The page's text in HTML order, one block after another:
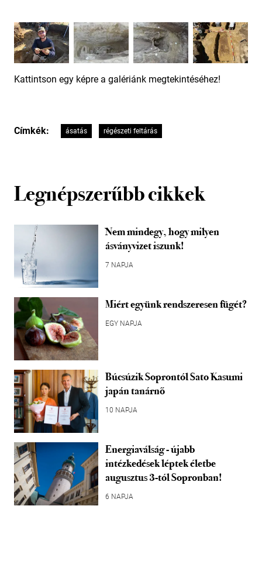
Kattintson egy képre a galériánk megtekintéséhez!
Címkék: ásatás régészeti feltárás
Legnépszerűbb cikkek
Nem mindegy, hogy milyen
ásványvizet iszunk!
7 NAPJA
Miért együnk rendszeresen fügét?
EGY NAPJA
Búcsúzik Soprontól Sato Kasumi
japán tanárnő
10 NAPJA
Energiaválság - újabb
intézkedések léptek életbe
augusztus 3-tól Sopronban!
6 NAPJA